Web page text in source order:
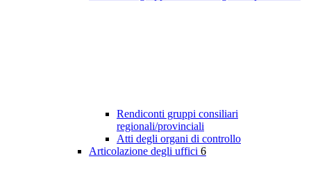
Rendiconti gruppi consiliari
regionali/provinciali
Atti degli organi di controllo
Articolazione degli uffici 6